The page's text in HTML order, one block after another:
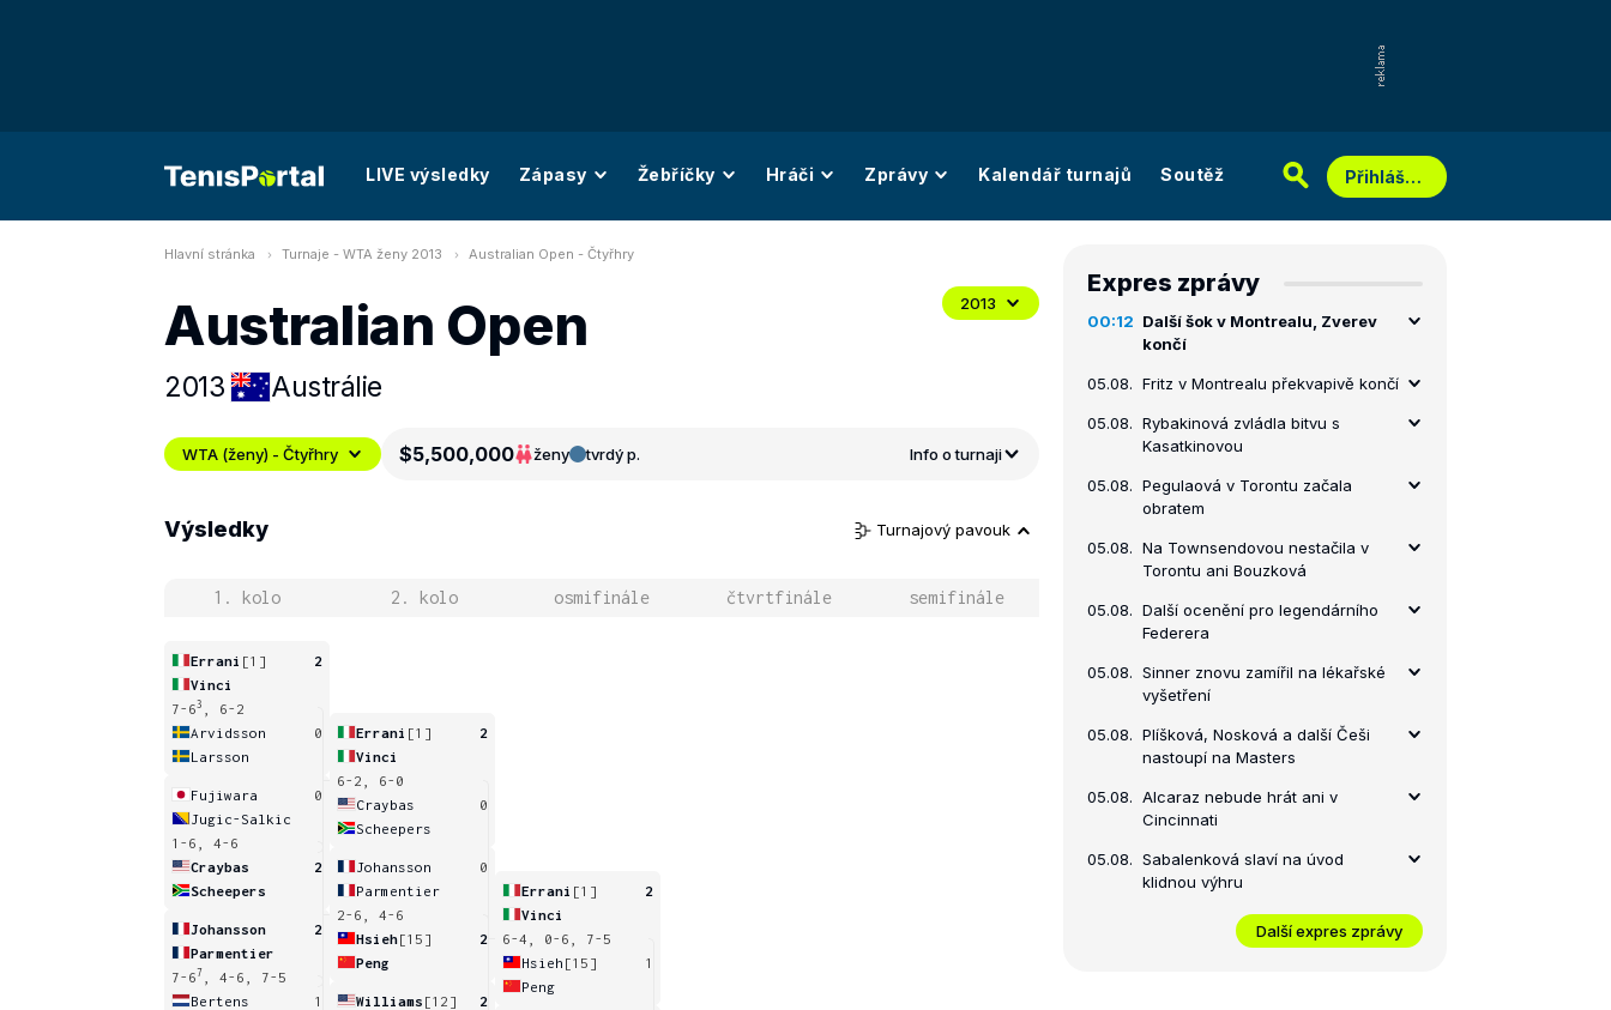
LIVE výsledky Zápasy Žebříčky Hráči Zprávy Kalendář turnajů Soutěž Přihlášení
Hlavní stránka Turnaje - WTA ženy 2013 Australian Open - Čtyřhry
Australian Open
2013 Austrálie
2013
WTA (ženy) - Čtyřhry $5,500,000 ženy tvrdý p. Info o turnaji
Výsledky Turnajový pavouk
1. kolo 2. kolo osmifinále čtvrtfinále semifinále
Errani [1]
2
Vinci
7-63
, 6-2
Arvidsson
0
Larsson
Fujiwara
0
Jugic-Salkic
1-6, 4-6
Craybas
2
Scheepers
Johansson
2
Parmentier
7-67
, 4-6, 7-5
Bertens
1
Errani [1]
2
Vinci
6-2, 6-0
Craybas
0
Scheepers
Johansson
0
Parmentier
2-6, 4-6
Hsieh[15]
2
Peng
Williams [12]
2
Errani [1]
2
Vinci
6-4, 0-6, 7-5
Hsieh [15]
1
Peng
Expres zprávy
00:12 Další šok v Montrealu, Zverev
končí
05.08. Fritz v Montrealu překvapivě končí
05.08. Rybakinová zvládla bitvu s
Kasatkinovou
05.08. Pegulaová v Torontu začala
obratem
05.08. Na Townsendovou nestačila v
Torontu ani Bouzková
05.08. Další ocenění pro legendárního
Federera
05.08. Sinner znovu zamířil na lékařské
vyšetření
05.08. Plíšková, Nosková a další Češi
nastoupí na Masters
05.08. Alcaraz nebude hrát ani v
Cincinnati
05.08. Sabalenková slaví na úvod
klidnou výhru
Další expres zprávy